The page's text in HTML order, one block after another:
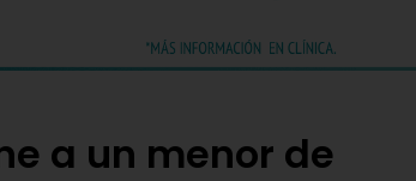
a un menor de